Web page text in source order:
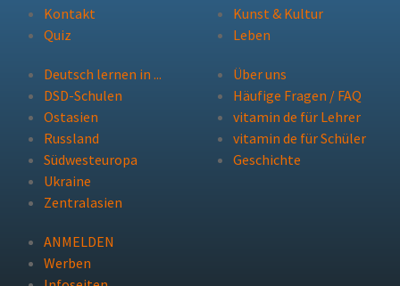
Kontakt
Quiz
Kunst & Kultur
Leben
Deutsch lernen in ...
DSD-Schulen
Ostasien
Russland
Südwesteuropa
Ukraine
Zentralasien
Über uns
Häufige Fragen / FAQ
vitamin de für Lehrer
vitamin de für Schüler
Geschichte
ANMELDEN
Werben